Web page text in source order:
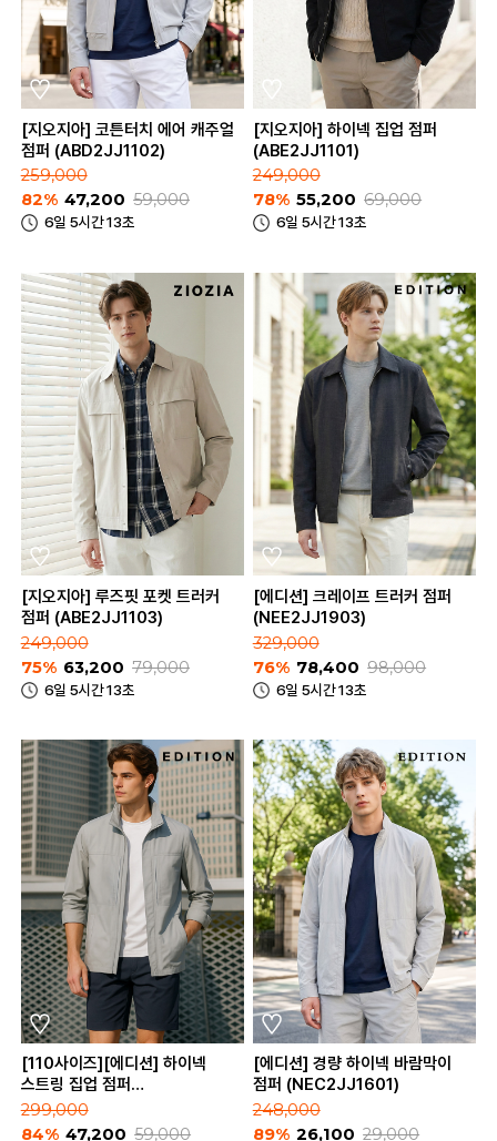
[지오지아] 코튼터치 에어 캐주얼
점퍼 (ABD2JJ1102)
259,000
82% 47,200 59,000
6일 5시간 13초
[지오지아] 하이넥 집업 점퍼
(ABE2JJ1101)
249,000
78% 55,200 69,000
6일 5시간 13초
[지오지아] 루즈핏 포켓 트러커
점퍼 (ABE2JJ1103)
249,000
75% 63,200 79,000
6일 5시간 13초
[에디션] 크레이프 트러커 점퍼
(NEE2JJ1903)
329,000
76% 78,400 98,000
6일 5시간 13초
[110사이즈][에디션] 하이넥
스트링 집업 점퍼
(NED2FF1601)
299,000
84% 47,200 59,000
[에디션] 경량 하이넥 바람막이
점퍼 (NEC2JJ1601)
248,000
89% 26,100 29,000